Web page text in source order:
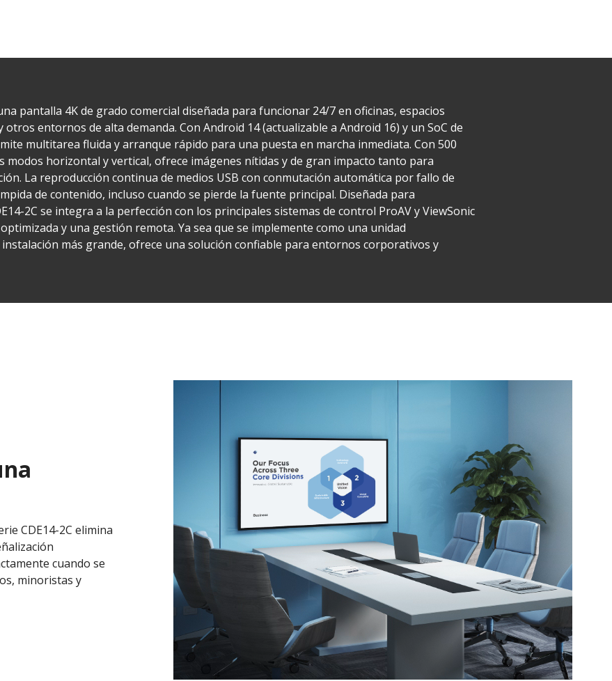
pantalla 4K de grado comercial diseñada para funcionar 24/7 en oficinas, espacios
entornos de alta demanda. Con Android 14 (actualizable a Android 16) y un SoC de
multitarea fluida y arranque rápido para una puesta en marcha inmediata. Con 500
modos horizontal y vertical, ofrece imágenes nítidas y de gran impacto tanto para
La reproducción continua de medios USB con conmutación automática por fallo de
de contenido, incluso cuando se pierde la fuente principal. Diseñada para
2C se integra a la perfección con los principales sistemas de control ProAV y ViewSonic
y una gestión remota. Ya sea que se implemente como una unidad
más grande, ofrece una solución confiable para entornos corporativos y
CDE14-2C elimina
cuando se
minoristas y